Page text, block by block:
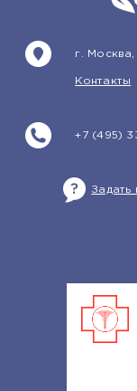
+7 (495)
г.
Контакты
Задать